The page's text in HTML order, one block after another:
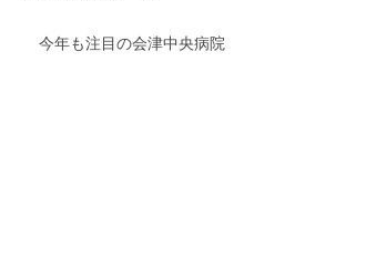
今年も注目の会津中央病院